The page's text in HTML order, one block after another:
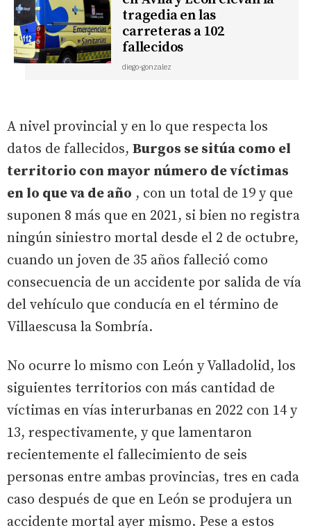
tragedia en las
carreteras a 102
fallecidos
diego-gonzalez
A nivel provincial y en lo que respecta los
datos de fallecidos, Burgos se sitúa como el
territorio con mayor número de víctimas
en lo que va de año , con un total de 19 y que
suponen 8 más que en 2021, si bien no registra
ningún siniestro mortal desde el 2 de octubre,
cuando un joven de 35 años falleció como
consecuencia de un accidente por salida de vía
del vehículo que conducía en el término de
Villaescusa la Sombría.
No ocurre lo mismo con León y Valladolid, los
siguientes territorios con más cantidad de
víctimas en vías interurbanas en 2022 con 14 y
13, respectivamente, y que lamentaron
recientemente el fallecimiento de seis
personas entre ambas provincias, tres en cada
caso después de que en León se produjera un
accidente mortal ayer mismo. Pese a estos